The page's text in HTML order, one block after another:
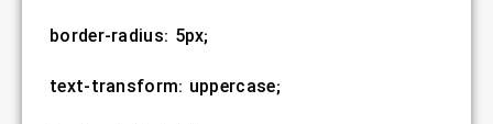
border-radius: 5px;
text-transform: uppercase;